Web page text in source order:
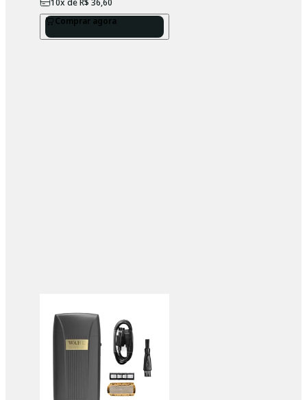
10x deR$ 36,60
Comprar agora